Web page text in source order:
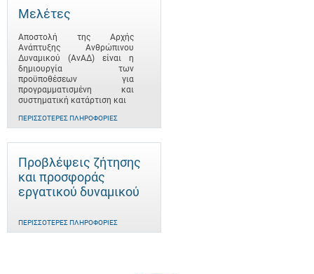
Μελέτες
Αποστολή της Αρχής
Ανάπτυξης Ανθρώπινου
Δυναμικού (ΑνΑΔ) είναι η
δημιουργία των
προϋποθέσεων για
προγραμματισμένη και
συστηματική κατάρτιση και
ΠΕΡΙΣΣΌΤΕΡΕΣ ΠΛΗΡΟΦΟΡΊΕΣ
Προβλέψεις ζήτησης
και προσφοράς
εργατικού δυναμικού
ΠΕΡΙΣΣΌΤΕΡΕΣ ΠΛΗΡΟΦΟΡΊΕΣ